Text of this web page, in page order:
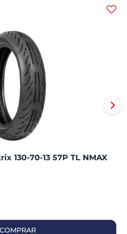
130-70-13 57P TL NMAX
COMPRAR